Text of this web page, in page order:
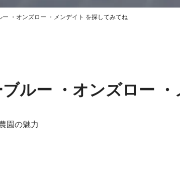
・オンズロー ・メンデイト を探してみてね
ルー ・オンズロー
園の魅力